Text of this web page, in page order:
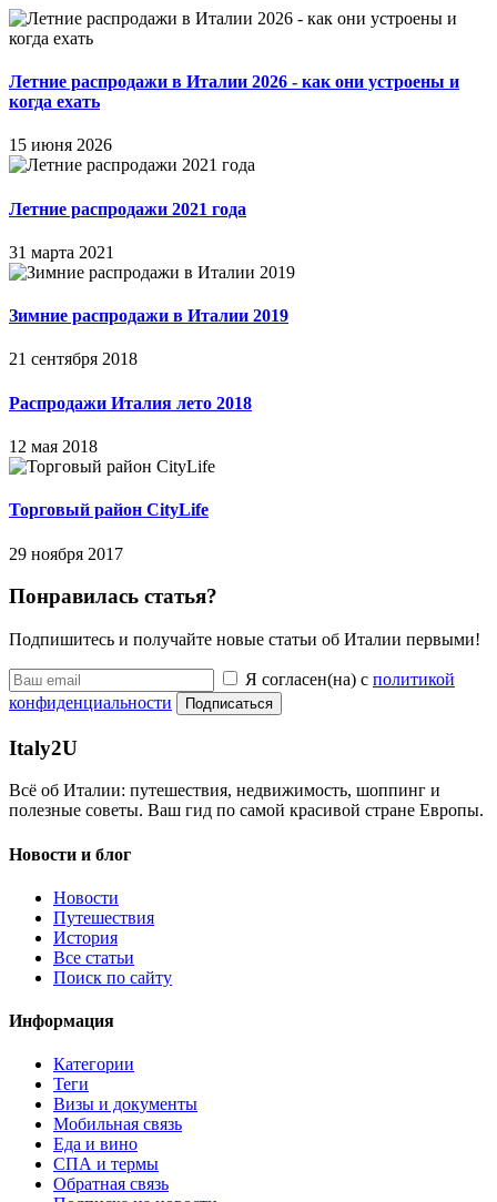
Летние распродажи в Италии 2026 - как они устроены и
когда ехать
15 июня 2026
Летние распродажи 2021 года
31 марта 2021
Зимние распродажи в Италии 2019
21 сентября 2018
Распродажи Италия лето 2018
12 мая 2018
Торговый район CityLife
29 ноября 2017
Понравилась статья?
Подпишитесь и получайте новые статьи об Италии первыми!
Я согласен(на) с политикой
конфиденциальности
Подписаться
Italy2U
Всё об Италии: путешествия, недвижимость, шоппинг и
полезные советы. Ваш гид по самой красивой стране Европы.
Новости и блог
Новости
Путешествия
История
Все статьи
Поиск по сайту
Информация
Категории
Теги
Визы и документы
Мобильная связь
Еда и вино
СПА и термы
Обратная связь